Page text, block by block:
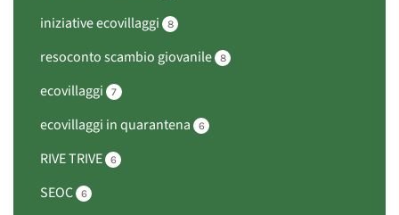
iniziative ecovillaggi 8
resoconto scambio giovanile 8
ecovillaggi 7
ecovillaggi in quarantena 6
RIVE TRIVE 6
SEOC 6